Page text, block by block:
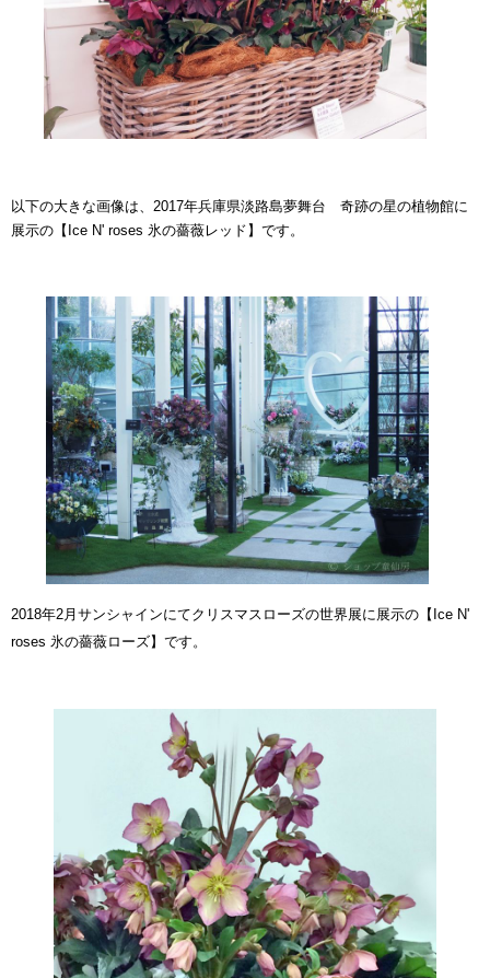
以下の大きな画像は、2017年兵庫県淡路島夢舞台 奇跡の星の植物館に
展示の【Ice N' roses 氷の薔薇レッド】です。
2018年2月サンシャインにてクリスマスローズの世界展に展示の 【Ice N'
roses 氷の薔薇ローズ】 です。